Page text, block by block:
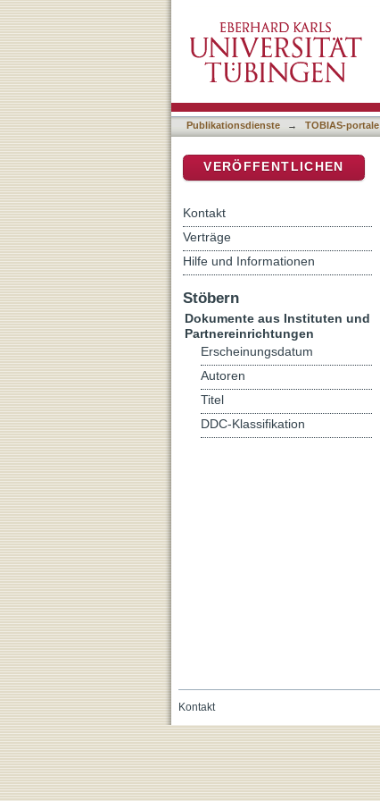
erzählen
Publikationsdienste → TOBIAS-portale
VERÖFFENTLICHEN
Kontakt
Verträge
Hilfe und Informationen
Stöbern
Dokumente aus Instituten und
Partnereinrichtungen
Erscheinungsdatum
Autoren
Titel
DDC-Klassifikation
Kontakt